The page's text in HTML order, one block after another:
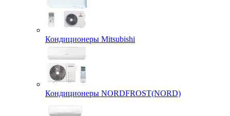
Кондиционеры Mitsubishi
Кондиционеры NORDFROST(NORD)